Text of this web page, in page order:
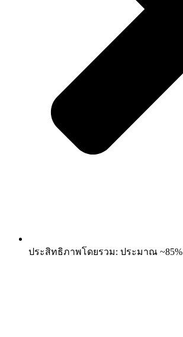
ประสิทธิภาพโดยรวม: ประมาณ ~85%